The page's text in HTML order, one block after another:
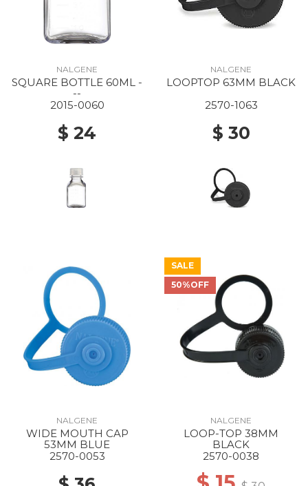
NALGENE
SQUARE BOTTLE 60ML -
--
2015-0060
$ 24
NALGENE
LOOPTOP 63MM BLACK
2570-1063
$ 30
NALGENE
WIDE MOUTH CAP
53MM BLUE
2570-0053
SALE
50%OFF
NALGENE
LOOP-TOP 38MM
BLACK
2570-0038